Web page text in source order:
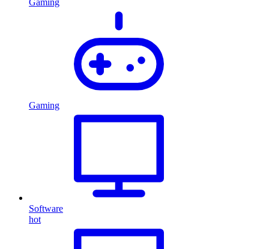
Gaming
Gaming
Software
hot